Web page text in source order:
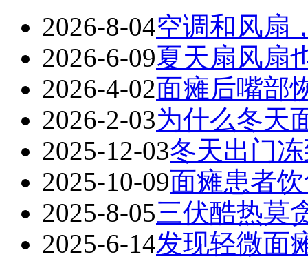
2026-8-04空调和风扇
2026-6-09夏天扇风扇
2026-4-02面瘫后嘴部
2026-2-03为什么冬天
2025-12-03冬天出门
2025-10-09面瘫患者
2025-8-05三伏酷热莫
2025-6-14发现轻微面